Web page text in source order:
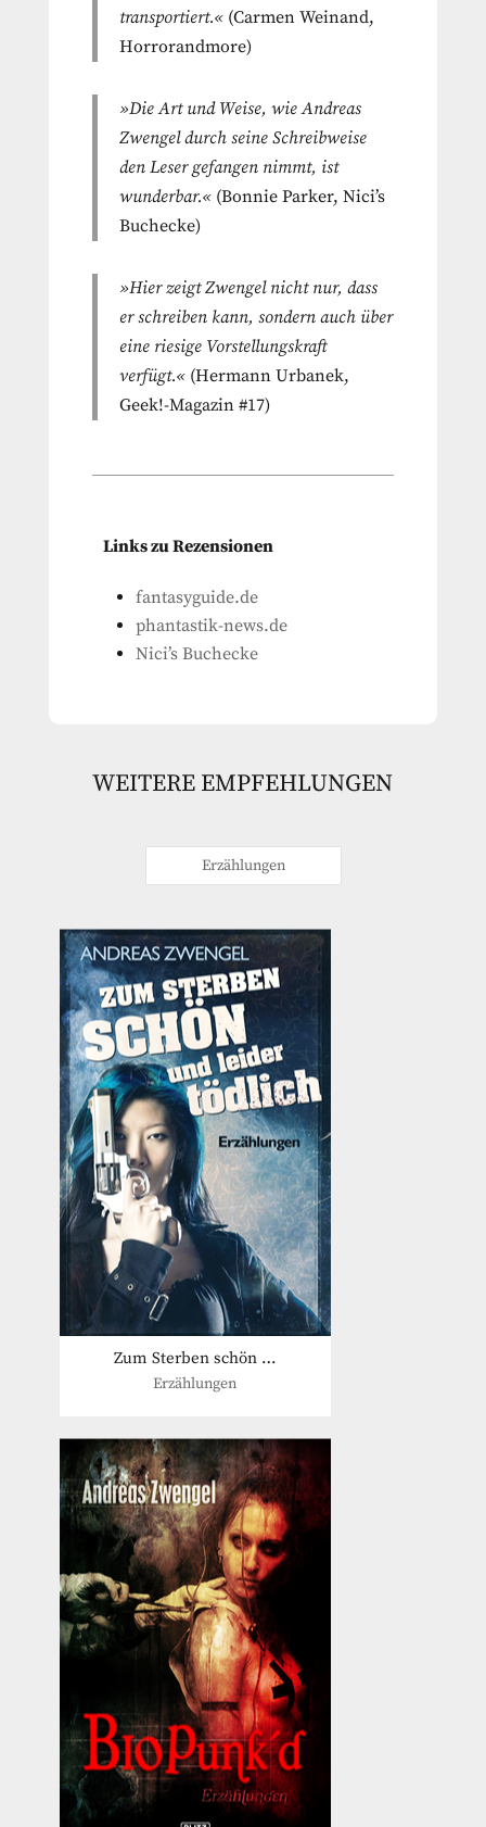
transportiert.«(Carmen Weinand,
Horrorandmore)
»Die Art und Weise, wie Andreas
Zwengel durch seine Schreibweise
den Leser gefangen nimmt, ist
wunderbar.«(Bonnie Parker, Nici’s
Buchecke)
»Hier zeigt Zwengel nicht nur, dass
er schreiben kann, sondern auch über
eine riesige Vorstellungskraft
verfügt.«(Hermann Urbanek,
Geek!-Magazin #17)
Links zu Rezensionen
fantasyguide.de
phantastik-news.de
Nici’s Buchecke
WEITERE EMPFEHLUNGEN
Erzählungen
Zum Sterben schön …
Erzählungen